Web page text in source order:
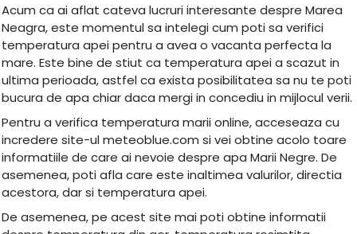
Acum ca ai aflat cateva lucruri interesante despre Marea
Neagra, este momentul sa intelegi cum poti sa verifici
temperatura apei pentru a avea o vacanta perfecta la
mare. Este bine de stiut ca temperatura apei a scazut in
ultima perioada, astfel ca exista posibilitatea sa nu te poti
bucura de apa chiar daca mergi in concediu in mijlocul verii.
Pentru a verifica temperatura marii online, acceseaza cu
incredere site-ul meteoblue.com si vei obtine acolo toare
informatiile de care ai nevoie despre apa Marii Negre. De
asemenea, poti afla care este inaltimea valurilor, directia
acestora, dar si temperatura apei.
De asemenea, pe acest site mai poti obtine informatii